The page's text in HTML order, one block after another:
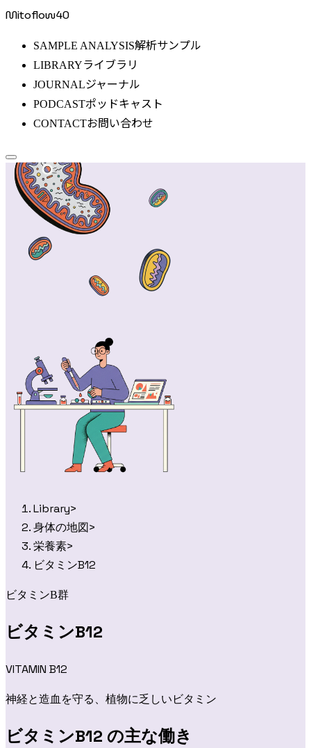
Mitoflow40
SAMPLE ANALYSIS解析サンプル
LIBRARYライブラリ
JOURNALジャーナル
PODCASTポッドキャスト
CONTACTお問い合わせ
Library>
身体の地図>
栄養素>
ビタミンB12
ビタミンB群
ビタミンB12
VITAMIN B12
神経と造血を守る、植物に乏しいビタミン
ビタミンB12 の主な働き